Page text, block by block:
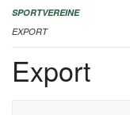
FINANZIELLE
KONTAKT
SPORTVEREINE
EXPORT
Export